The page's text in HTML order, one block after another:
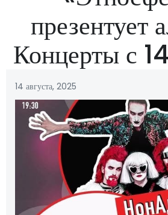
презентует
Концерты с
14 августа, 2025